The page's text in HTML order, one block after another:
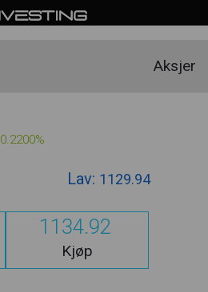
Aksjer
0.2200%
Lav: 1129.94
1134.92
Kjøp